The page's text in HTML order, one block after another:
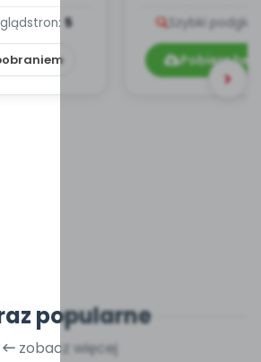
stron: 5 Szybki podgląd
Pobierz
popularne
zobacz więcej